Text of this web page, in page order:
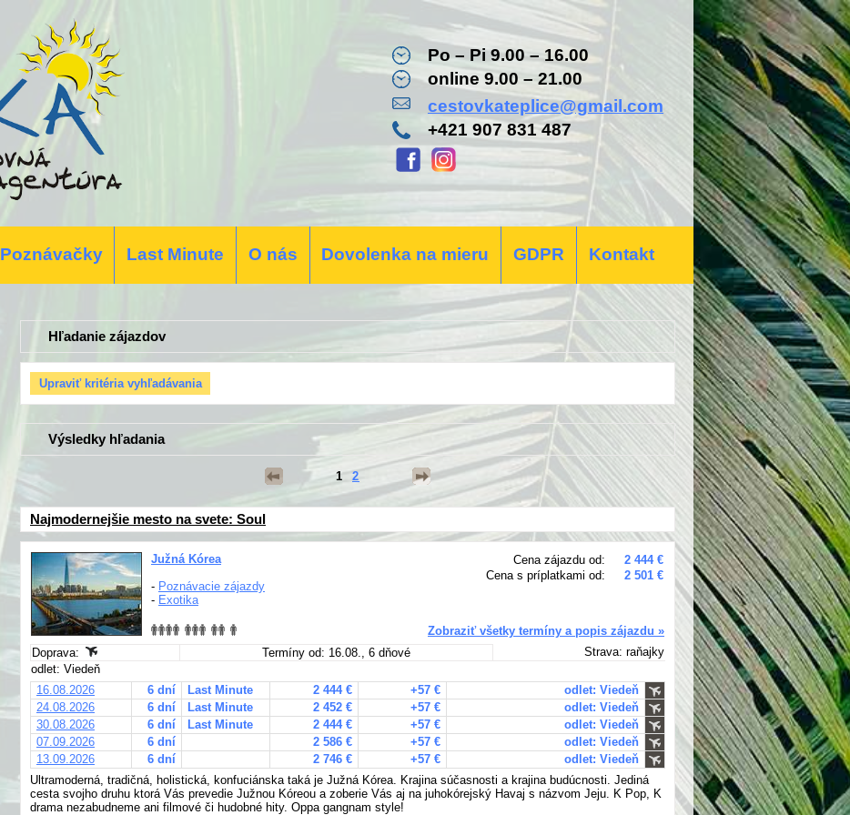
Po – Pi 9.00 – 16.00
online 9.00 – 21.00
cestovkateplice@gmail.com
+421 907 831 487
Poznávačky Last Minute O nás Dovolenka na mieru GDPR Kontakt
Hľadanie zájazdov
Výsledky hľadania
1 2
Najmodernejšie mesto na svete: Soul
Cena zájazdu od:
2 444 €
Cena s príplatkami od:
2 501 €
Južná Kórea
- Poznávacie zájazdy
- Exotika
Zobraziť všetky termíny a popis zájazdu »
Doprava:
Termíny od: 16.08., 6 dňové
Strava: raňajky
odlet: Viedeň
16.08.2026
6 dní Last Minute 2 444 € +57 €
odlet: Viedeň
24.08.2026
6 dní Last Minute 2 452 € +57 €
odlet: Viedeň
30.08.2026
6 dní Last Minute 2 444 € +57 €
odlet: Viedeň
07.09.2026
6 dní 2 586 € +57 €
odlet: Viedeň
13.09.2026
6 dní 2 746 € +57 €
odlet: Viedeň
Ultramoderná, tradičná, holistická, konfuciánska taká je Južná Kórea. Krajina súčasnosti a krajina budúcnosti. Jediná
cesta svojho druhu ktorá Vás prevedie Južnou Kóreou a zoberie Vás aj na juhokórejský Havaj s názvom Jeju. K Pop, K
drama nezabudneme ani filmové či hudobné hity. Oppa gangnam style!